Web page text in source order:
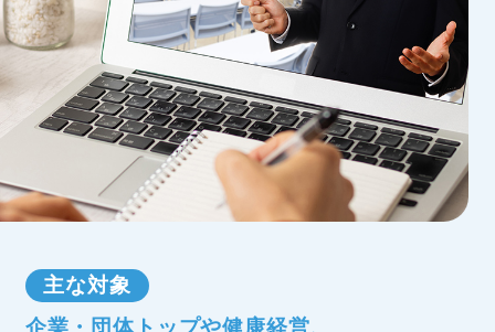
主な対象